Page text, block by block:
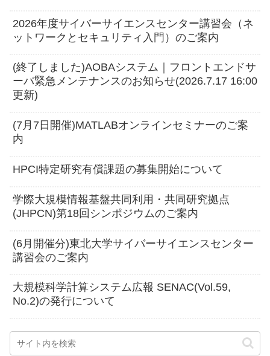
2026年度サイバーサイエンスセンター講習会（ネ
ットワークとセキュリティ入門）のご案内
(終了しました)AOBAシステム｜フロントエンドサ
ーバ緊急メンテナンスのお知らせ(2026.7.17 16:00
更新)
(7月7日開催)MATLABオンラインセミナーのご案
内
HPCI特定研究有償課題の募集開始について
学際大規模情報基盤共同利用・共同研究拠点
(JHPCN)第18回シンポジウムのご案内
(6月開催分)東北大学サイバーサイエンスセンター
講習会のご案内
大規模科学計算システム広報 SENAC(Vol.59,
No.2)の発行について